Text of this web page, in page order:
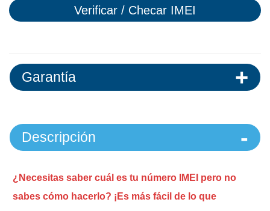
Verificar / Checar IMEI
Garantía
Descripción
¿Necesitas saber cuál es tu número IMEI pero no
sabes cómo hacerlo? ¡Es más fácil de lo que